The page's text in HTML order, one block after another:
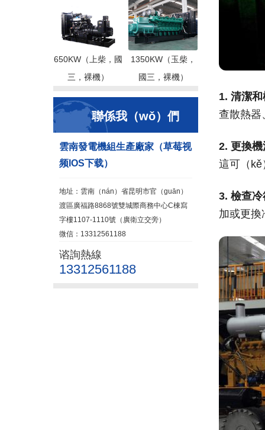
650KW（上柴，國
三，裸機）
1350KW（玉柴，
國三，裸機）
聯係我（wǒ）們
雲南發電機組生產廠家（草莓视
频IOS下载）
地址：雲南（nán）省昆明市官（guān）
渡區廣福路8868號雙城際商務中心C棟寫
字樓1107-1110號（廣衛立交旁）
微信：13312561188
谘詢熱線
13312561188
1. 清潔
查散熱器
2. 更換
這可（kě
3. 檢查
加或更換